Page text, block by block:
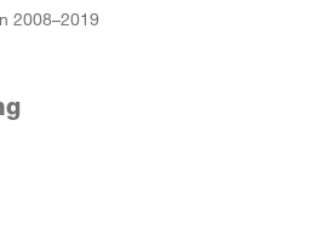
2008–2019